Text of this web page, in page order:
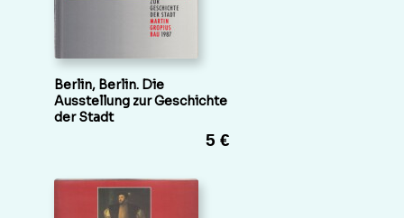
Berlin, Berlin. Die
Ausstellung zur Geschichte
der Stadt
5 €